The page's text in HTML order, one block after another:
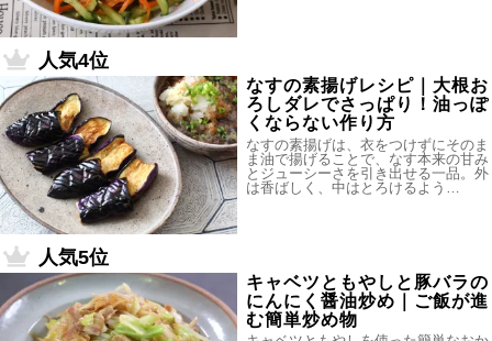
人気4位
なすの素揚げレシピ｜大根お
ろしダレでさっぱり！油っぽ
くならない作り方
なすの素揚げは、衣をつけずにそのま
ま油で揚げることで、なす本来の甘み
とジューシーさを引き出せる一品。外
は香ばしく、中はとろけるよう…
人気5位
キャベツともやしと豚バラの
にんにく醤油炒め｜ご飯が進
む簡単炒め物